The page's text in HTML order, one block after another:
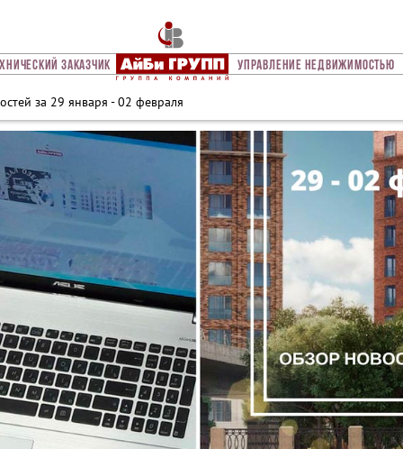
Заказчик Управление Недвижимостью
за 29 января - 02 февраля